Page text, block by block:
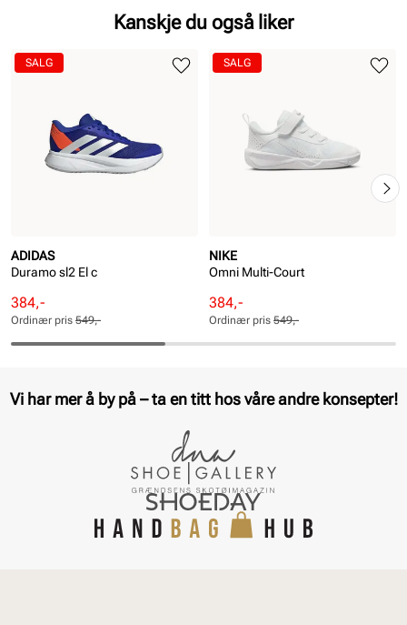
Kanskje du også liker
ADIDAS
Duramo sl2 El c
Rabattert
pris
Pris
384,-
Ordinær
pris
Pris
Ordinær pris 549,-
SALG
NIKE
Omni Multi-Court
Rabattert
pris
Pris
384,-
Ordinær
pris
Pris
Ordinær pris 549,-
SALG
Vi har mer å by på – ta en titt hos våre andre konsepter!